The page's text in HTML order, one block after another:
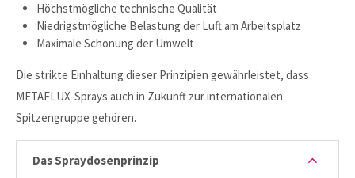
Höchstmögliche technische Qualität
Niedrigstmögliche Belastung der Luft am Arbeitsplatz
Maximale Schonung der Umwelt
Die strikte Einhaltung dieser Prinzipien gewährleistet, dass
METAFLUX-Sprays auch in Zukunft zur internationalen
Spitzengruppe gehören.
Das Spraydosenprinzip